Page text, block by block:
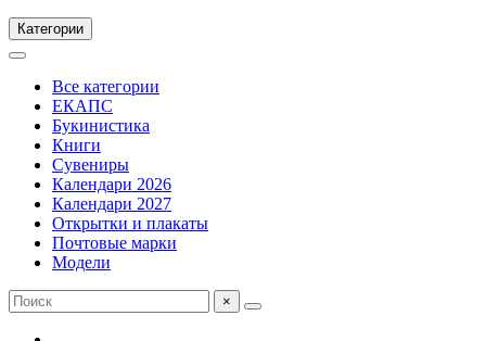
Категории
Все категории
ЕКАПС
Букинистика
Книги
Сувениры
Календари 2026
Календари 2027
Открытки и плакаты
Почтовые марки
Модели
×